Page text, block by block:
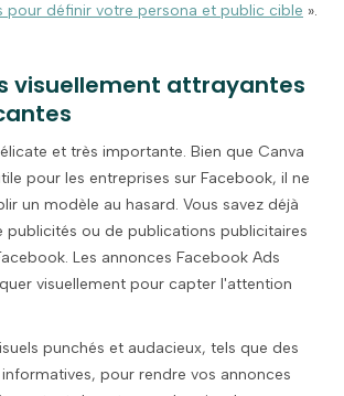
pour définir votre persona et public cible ».
visuellement attrayantes
et très importante. Bien que Canva
pour les entreprises sur Facebook, il ne
un modèle au hasard. Vous savez déjà
publicités ou de publications publicitaires
Les annonces Facebook Ads
visuellement pour capter l'attention
punchés et audacieux, tels que des
pour rendre vos annonces